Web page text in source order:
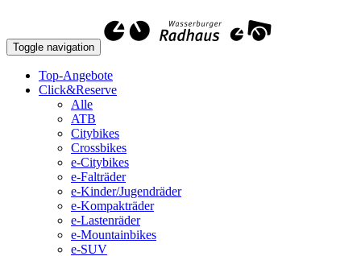
Toggle navigation
Top-Angebote
Click&Reserve
Alle
ATB
Citybikes
Crossbikes
e-Citybikes
e-Falträder
e-Kinder/Jugendräder
e-Kompakträder
e-Lastenräder
e-Mountainbikes
e-SUV